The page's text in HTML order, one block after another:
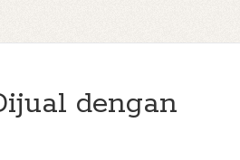
dengan